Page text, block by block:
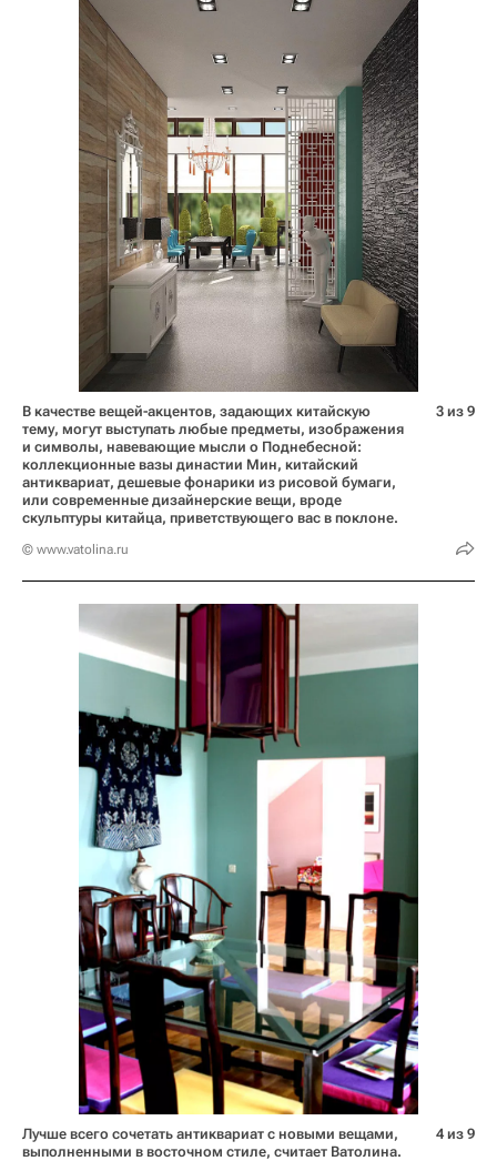
В качестве вещей-акцентов, задающих китайскую
тему, могут выступать любые предметы, изображения
и символы, навевающие мысли о Поднебесной:
коллекционные вазы династии Мин, китайский
антиквариат, дешевые фонарики из рисовой бумаги,
или современные дизайнерские вещи, вроде
скульптуры китайца, приветствующего вас в поклоне.
© www.vatolina.ru
3 из 9
Лучше всего сочетать антиквариат с новыми вещами,
выполненными в восточном стиле, считает Ватолина.
4 из 9